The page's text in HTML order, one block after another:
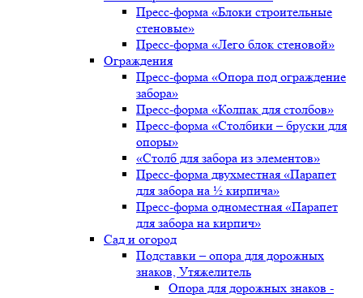
Пресс-форма «Блоки строительные
стеновые»
Пресс-форма «Лего блок стеновой»
Ограждения
Пресс-форма «Опора под ограждение
забора»
Пресс-форма «Колпак для столбов»
Пресс-форма «Столбики – бруски для
опоры»
«Столб для забора из элементов»
Пресс-форма двухместная «Парапет
для забора на ½ кирпича»
Пресс-форма одноместная «Парапет
для забора на кирпич»
Сад и огород
Подставки – опора для дорожных
знаков, Утяжелитель
Опора для дорожных знаков -